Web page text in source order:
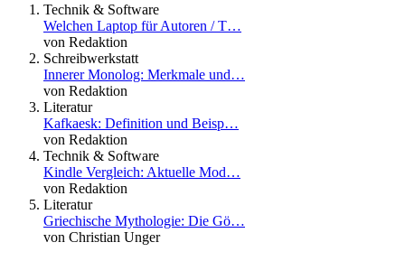
Technik & Software
Welchen Laptop für Autoren / T…
von Redaktion
Schreibwerkstatt
Innerer Monolog: Merkmale und…
von Redaktion
Literatur
Kafkaesk: Definition und Beisp…
von Redaktion
Technik & Software
Kindle Vergleich: Aktuelle Mod…
von Redaktion
Literatur
Griechische Mythologie: Die Gö…
von Christian Unger